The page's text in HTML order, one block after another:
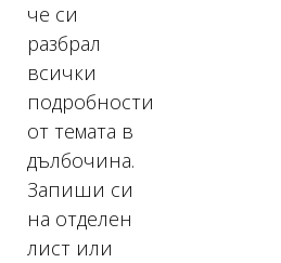
че си
разбрал
всички
подробности
от темата в
дълбочина.
Запиши си
на отделен
лист или